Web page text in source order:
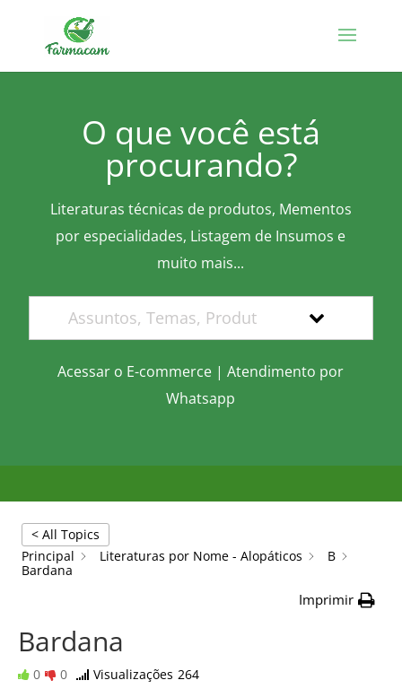
O que você está
procurando?
Literaturas técnicas de produtos, Mementos
por especialidades, Listagem de Insumos e
muito mais...
Acessar o E-commerce |Atendimento por
Whatsapp
< All Topics
Principal
Literaturas por Nome - Alopáticos
B
Bardana
Imprimir
Bardana
0 0 Visualizações 264